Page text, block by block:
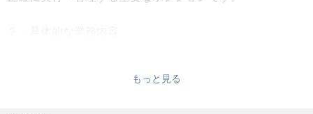
ンド/ウェイブ対応、業況モニタリング（与信管理）等）
もっと見る